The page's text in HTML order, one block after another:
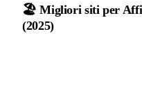
🏖️ Migliori siti per
(2025)